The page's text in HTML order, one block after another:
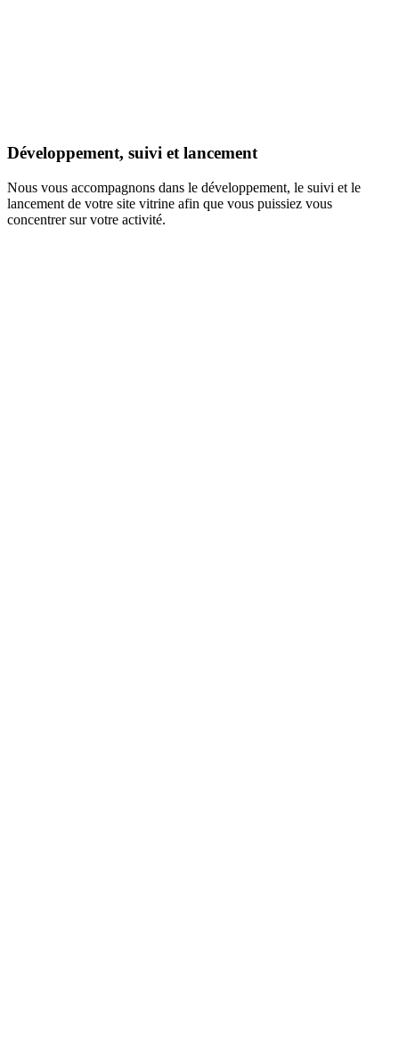
Développement, suivi et lancement
Nous vous accompagnons dans le développement, le suivi et le
lancement de votre site vitrine afin que vous puissiez vous
concentrer sur votre activité.